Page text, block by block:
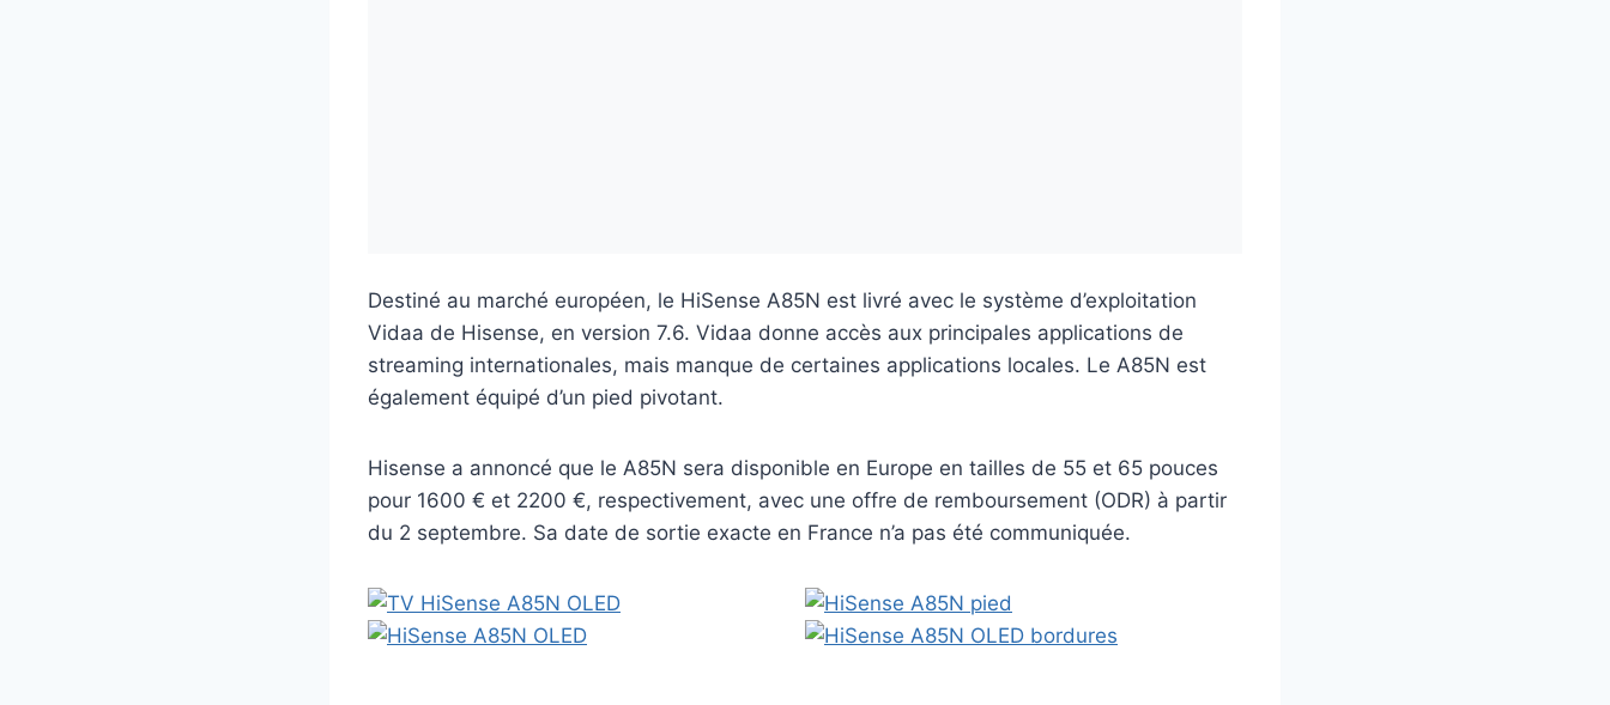
Destiné au marché européen, le HiSense A85N est livré avec le système d’exploitation
Vidaa de Hisense, en version 7.6. Vidaa donne accès aux principales applications de
streaming internationales, mais manque de certaines applications locales. Le A85N est
également équipé d’un pied pivotant.
Hisense a annoncé que le A85N sera disponible en Europe en tailles de 55 et 65 pouces
pour 1600 € et 2200 €, respectivement, avec une offre de remboursement (ODR) à partir
du 2 septembre. Sa date de sortie exacte en France n’a pas été communiquée.